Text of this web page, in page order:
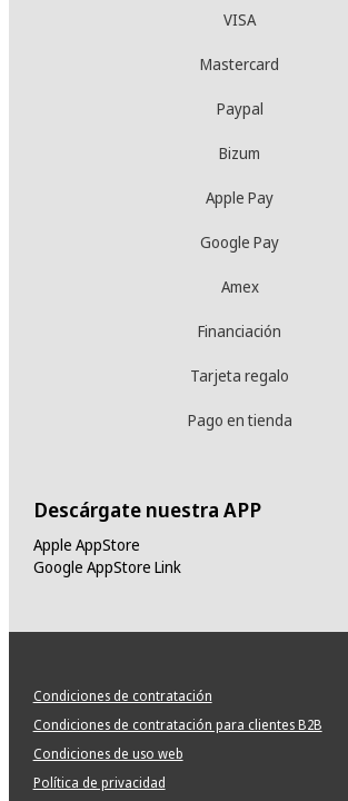
VISA
Mastercard
Paypal
Bizum
Apple Pay
Google Pay
Amex
Financiación
Tarjeta regalo
Pago en tienda
Descárgate nuestra APP
Apple AppStore
Google AppStore Link
Condiciones de contratación
Condiciones de contratación para clientes B2B
Condiciones de uso web
Política de privacidad